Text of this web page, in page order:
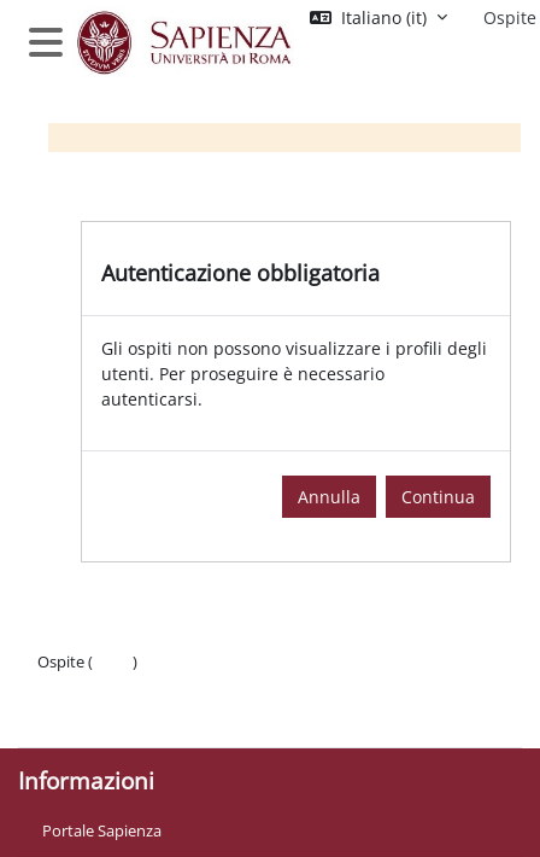
Vai al contenuto principale
Pannello laterale
Italiano ‎(it)‎ Ospite
Autenticazione obbligatoria
Gli ospiti non possono visualizzare i profili degli
utenti. Per proseguire è necessario
autenticarsi.
Annulla Continua
Ospite (
)
Informazioni
Portale Sapienza